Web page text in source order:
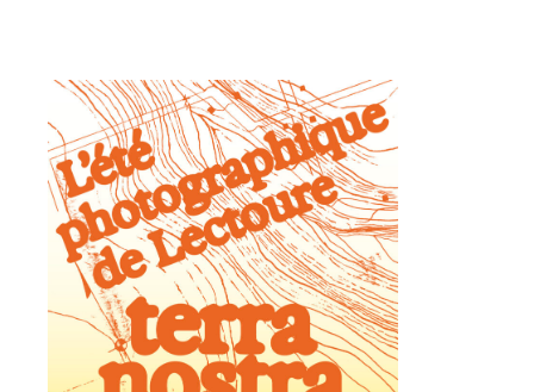
Adresse email*
Nom
Prénom
Statut / Organisation
Adresse email*